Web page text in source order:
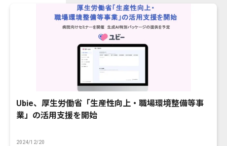
Ubie、厚生労働省「生産性向上・職場環境整備等事
業」の活用支援を開始
2024/12/20